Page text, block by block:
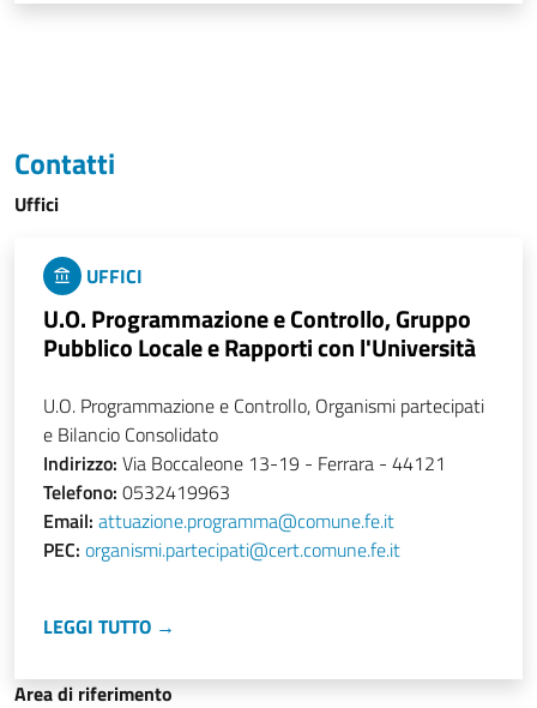
Contatti
Uffici
UFFICI
U.O. Programmazione e Controllo, Gruppo
Pubblico Locale e Rapporti con l'Università
U.O. Programmazione e Controllo, Organismi partecipati
e Bilancio Consolidato
Indirizzo: Via Boccaleone 13-19 - Ferrara - 44121
Telefono: 0532419963
Email: attuazione.programma@comune.fe.it
PEC: organismi.partecipati@cert.comune.fe.it
LEGGI TUTTO →
Area di riferimento